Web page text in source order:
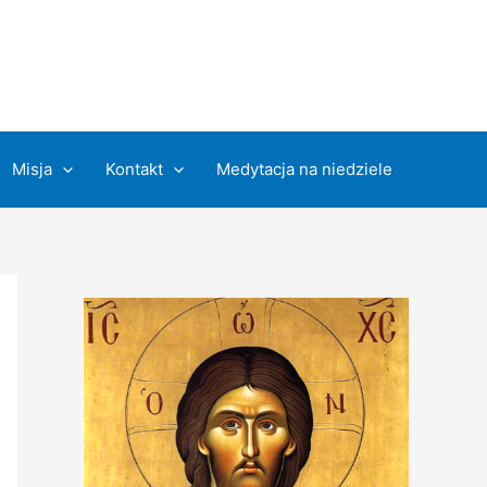
Misja Kontakt Medytacja na niedziele